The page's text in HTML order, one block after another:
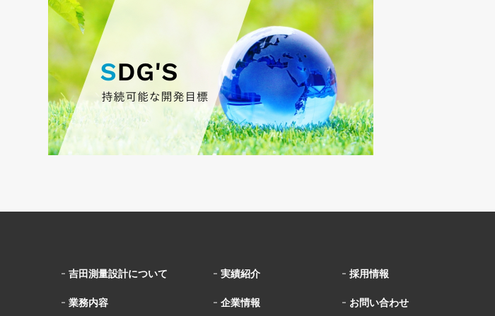
吉田測量設計について
業務内容
実績紹介
企業情報
採用情報
お問い合わせ